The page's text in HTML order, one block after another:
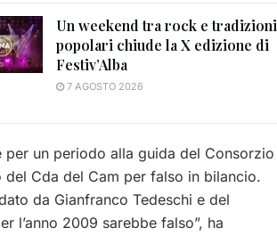
Un weekend tra rock e tradizioni
popolari chiude la X edizione di
Festiv’Alba
7 AGOSTO 2026
un periodo alla guida del Consorzio
Cda del Cam per falso in bilancio.
da Gianfranco Tedeschi e del
l’anno 2009 sarebbe falso”, ha